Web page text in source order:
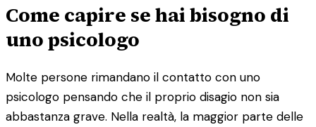
Come capire se hai bisogno di
uno psicologo
Molte persone rimandano il contatto con uno
psicologo pensando che il proprio disagio non sia
abbastanza grave. Nella realtà, la maggior parte delle